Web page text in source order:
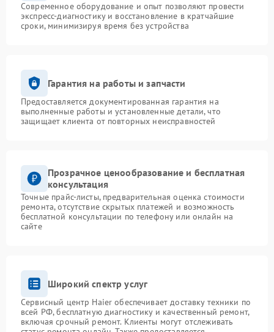
Современное оборудование и опыт позволяют провести
экспресс-диагностику и восстановление в кратчайшие
сроки, минимизируя время без устройства
Гарантия на работы и запчасти
Предоставляется документированная гарантия на
выполненные работы и установленные детали, что
защищает клиента от повторных неисправностей
Прозрачное ценообразование и бесплатная
консультация
Точные прайс-листы, предварительная оценка стоимости
ремонта, отсутствие скрытых платежей и возможность
бесплатной консультации по телефону или онлайн на
сайте
Широкий спектр услуг
Сервисный центр Haier обеспечивает доставку техники по
всей РФ, бесплатную диагностику и качественный ремонт,
включая срочный ремонт. Клиенты могут отслеживать